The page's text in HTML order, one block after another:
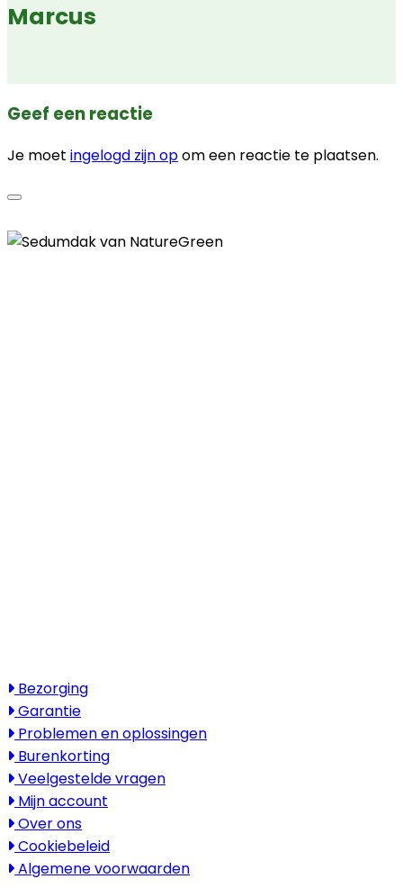
Marcus
Geef een reactie
Je moet ingelogd zijn opom een reactie te plaatsen.
Bezorging
Garantie
Problemen en oplossingen
Burenkorting
Veelgestelde vragen
Mijn account
Over ons
Cookiebeleid
Algemene voorwaarden